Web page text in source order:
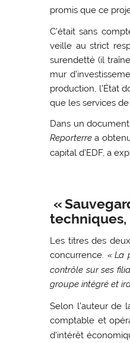
promis que ce
C’était sans
veille au strict
surendetté (il
mur
production, l’État
que les services
Dans un
Reporterre a
capital d’EDF, a
«
Les titres des
concurrence. « La
contrôle sur ses
groupe intégré et
Selon l’auteur de
comptable et
d’intérêt